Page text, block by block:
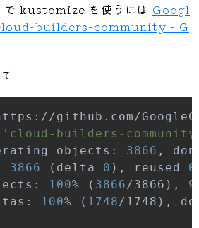
kustomize を使うには Googl
builders-community - G
'cloud-builders-
objects: 3866
3866 ( delta 0 ) , reused 0
100% ( 3866/3866 ) ,
100% ( 1748/1748 )